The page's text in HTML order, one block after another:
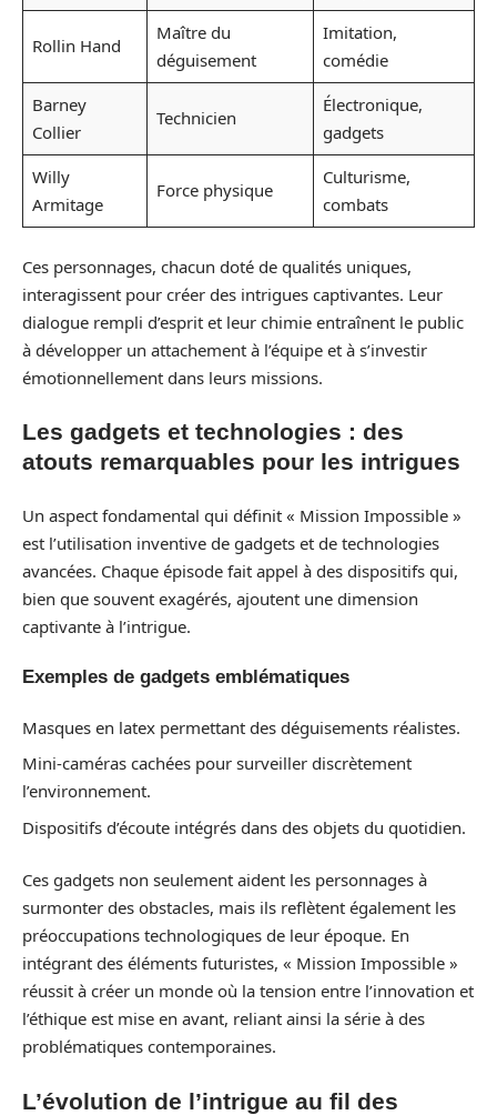
Rollin Hand
Maître du
déguisement
Imitation,
comédie
Barney
Collier
Technicien
Électronique,
gadgets
Willy
Armitage
Force physique
Culturisme,
combats
Ces personnages, chacun doté de qualités uniques,
interagissent pour créer des intrigues captivantes. Leur
dialogue rempli d’esprit et leur chimie entraînent le public
à développer un attachement à l’équipe et à s’investir
émotionnellement dans leurs missions.
Les gadgets et technologies : des
atouts remarquables pour les intrigues
Un aspect fondamental qui définit « Mission Impossible »
est l’utilisation inventive de gadgets et de technologies
avancées. Chaque épisode fait appel à des dispositifs qui,
bien que souvent exagérés, ajoutent une dimension
captivante à l’intrigue.
Exemples de gadgets emblématiques
Masques en latex permettant des déguisements réalistes.
Mini-caméras cachées pour surveiller discrètement
l’environnement.
Dispositifs d’écoute intégrés dans des objets du quotidien.
Ces gadgets non seulement aident les personnages à
surmonter des obstacles, mais ils reflètent également les
préoccupations technologiques de leur époque. En
intégrant des éléments futuristes, « Mission Impossible »
réussit à créer un monde où la tension entre l’innovation et
l’éthique est mise en avant, reliant ainsi la série à des
problématiques contemporaines.
L’évolution de l’intrigue au fil des